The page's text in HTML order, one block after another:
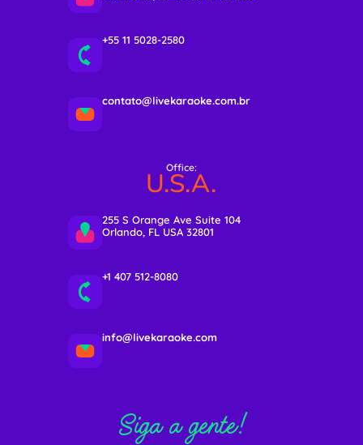
+55 11 5028-2580
contato@livekaraoke.com.br
Office:
U.S.A.
255 S Orange Ave Suite 104
Orlando, FL USA 32801
+1 407 512-8080
info@livekaraoke.com
Siga a gente!